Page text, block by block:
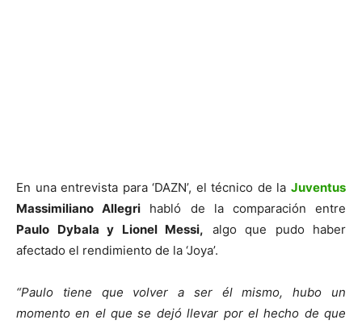
En una entrevista para ‘DAZN’, el técnico de la Juventus
Massimiliano Allegri habló de la comparación entre
Paulo Dybala y Lionel Messi, algo que pudo haber
afectado el rendimiento de la ‘Joya’.
“Paulo tiene que volver a ser él mismo, hubo un
momento en el que se dejó llevar por el hecho de que